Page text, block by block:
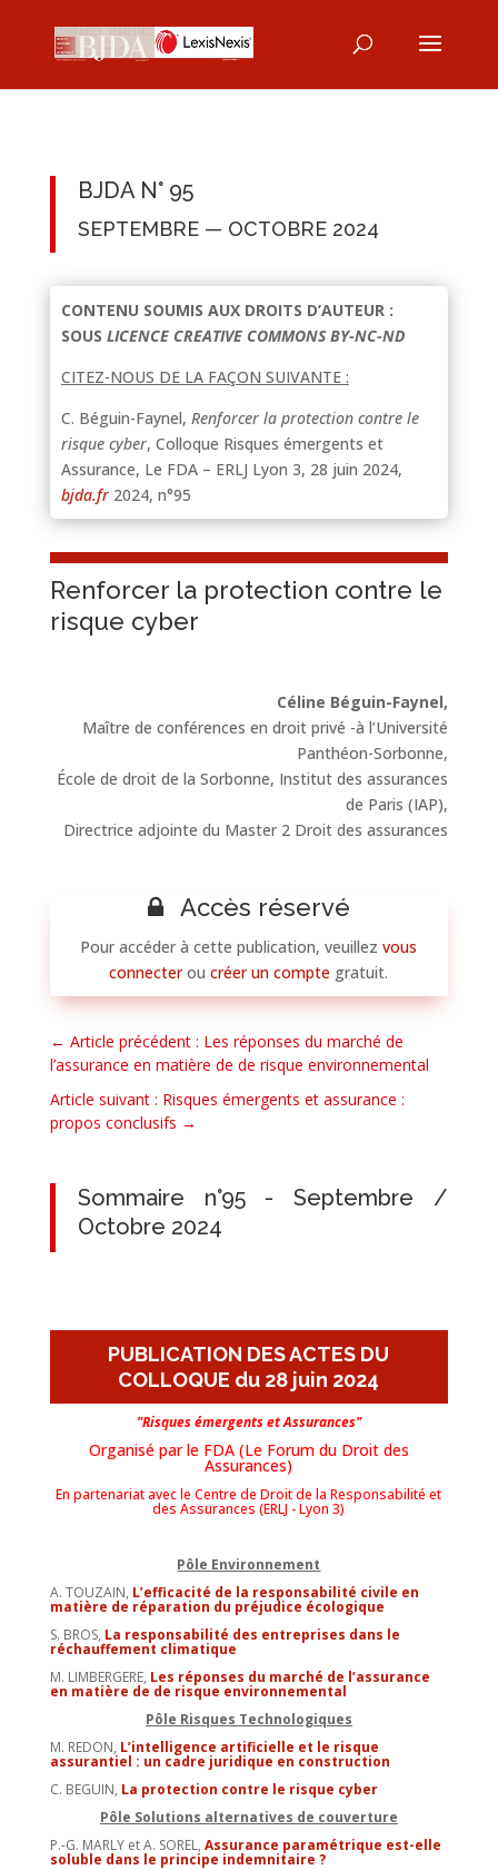
BJDA N° 95
SEPTEMBRE — OCTOBRE 2024
CONTENU SOUMIS AUX DROITS D’AUTEUR :
SOUS LICENCE CREATIVE COMMONS BY-NC-ND
CITEZ-NOUS DE LA FAÇON SUIVANTE :
C. Béguin-Faynel, Renforcer la protection contre le
risque cyber, Colloque Risques émergents et
Assurance, Le FDA – ERLJ Lyon 3, 28 juin 2024,
bjda.fr2024, n°95
Renforcer la protection contre le
risque cyber
Céline Béguin-Faynel,
Maître de conférences en droit privé -à l’Université
Panthéon-Sorbonne,
École de droit de la Sorbonne, Institut des assurances
de Paris (IAP),
Directrice adjointe du Master 2 Droit des assurances
Accès réservé
Pour accéder à cette publication, veuillezvous
connecteroucréer un compte gratuit.
← Article précédent : Les réponses du marché de
l’assurance en matière de de risque environnemental
Article suivant : Risques émergents et assurance :
propos conclusifs →
Sommaire n°95 - Septembre /
Octobre 2024
PUBLICATION DES ACTES DU
COLLOQUE du 28 juin 2024
"Risquesémergentset Assurances"
Organisé par le FDA (Le Forum du Droit des
Assurances)
En partenariat avec le Centre de Droit de la Responsabilité et
des Assurances (ERLJ - Lyon 3)
Pôle Environnement
A. TOUZAIN, L’efficacité de la responsabilité civile en
matière de réparation du préjudice écologique
S. BROS, La responsabilité des entreprises dans le
réchauffement climatique
M. LIMBERGERE, Les réponses du marché de l’assurance
en matière de de risque environnemental
Pôle Risques Technologiques
M. REDON, L’intelligence artificielle et le risque
assurantiel : un cadre juridique en construction
C. BEGUIN, La protection contre le risque cyber
Pôle Solutions alternatives de couverture
P.-G. MARLY et A. SOREL, Assurance paramétrique est-elle
soluble dans le principe indemnitaire ?